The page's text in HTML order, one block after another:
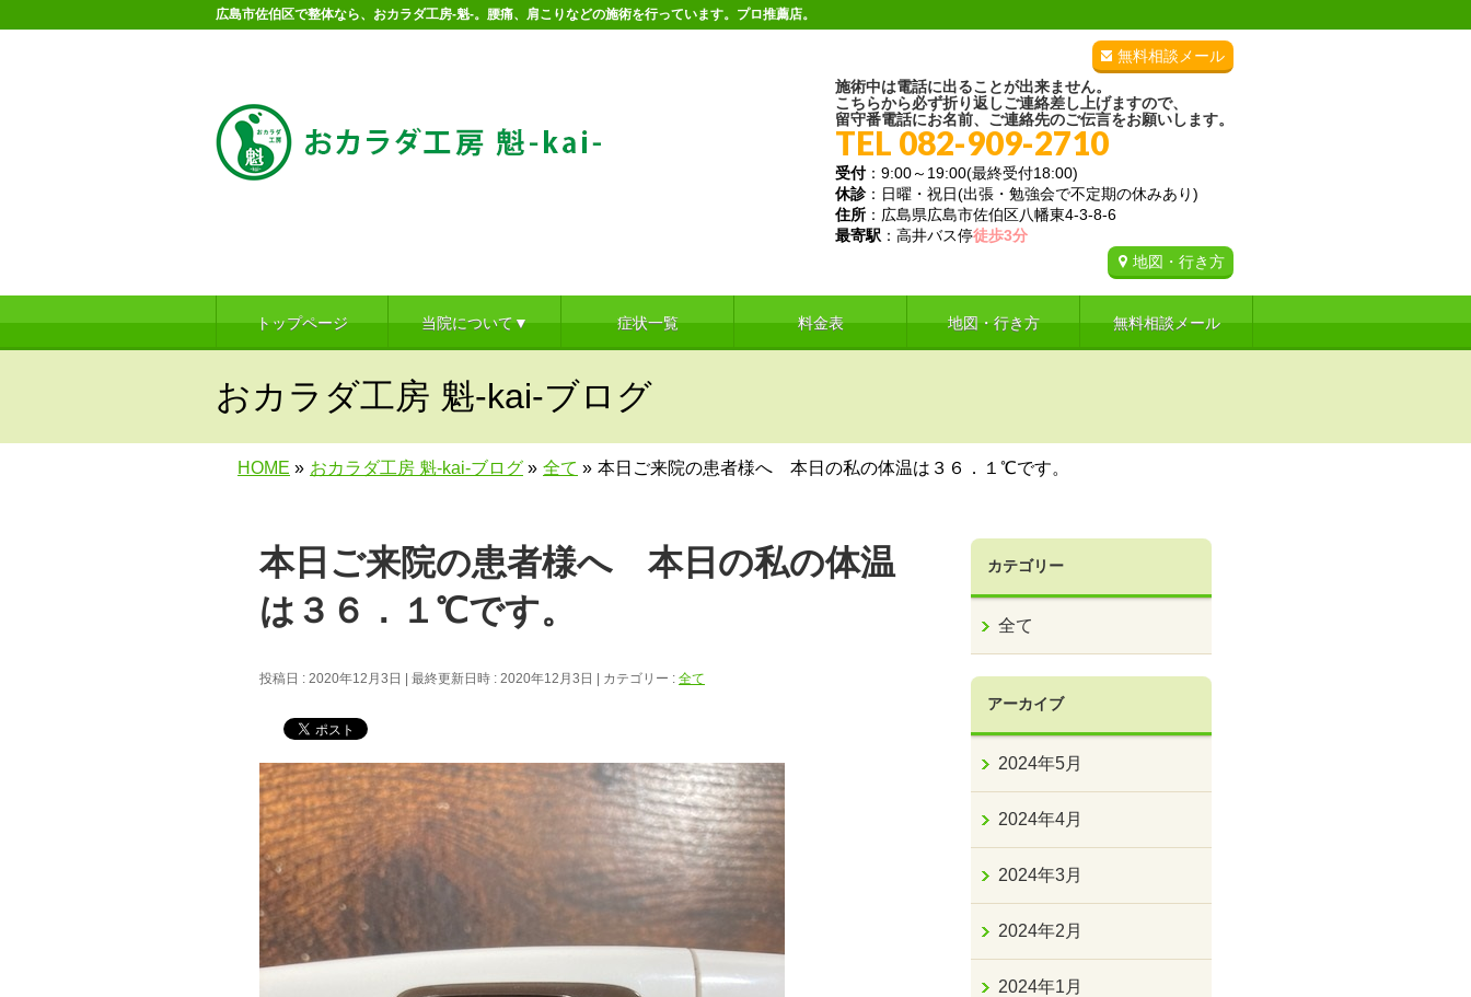
広島市佐伯区で整体なら、おカラダ工房-魁-。腰痛、肩こりなどの施術を行っています。プロ推薦店。
無料相談メール
施術中は電話に出ることが出来ません。
こちらから必ず折り返しご連絡差し上げますので、
留守番電話にお名前、ご連絡先のご伝言をお願いします。
TEL 082-909-2710
受付：9:00～19:00(最終受付18:00)
休診：日曜・祝日(出張・勉強会で不定期の休みあり)
住所 ：広島県広島市佐伯区八幡東4-3-8-6
最寄駅 ：高井バス停徒歩3分
地図・行き方
トップページ 当院について▼ 症状一覧 料金表 地図・行き方 無料相談メール
おカラダ工房 魁-kai-ブログ
HOME » おカラダ工房 魁-kai-ブログ » 全て » 本日ご来院の患者様へ 本日の私の体温は３６．１℃です。
本日ご来院の患者様へ 本日の私の体温
は３６．１℃です。
投稿日 : 2020年12月3日 最終更新日時 : 2020年12月3日 カテゴリー : 全て
カテゴリー
全て
アーカイブ
2024年5月
2024年4月
2024年3月
2024年2月
2024年1月